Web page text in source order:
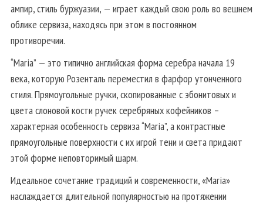
ампир, стиль буржуазии, — играет каждый свою роль во вешнем
облике сервиза, находясь при этом в постоянном
противоречии.
“Maria” — это типично английская форма серебра начала 19
века, которую Розенталь переместил в фарфор утонченного
стиля. Прямоугольные ручки, скопированные с эбонитовых и
цвета слоновой кости ручек серебряных кофейников –
характерная особенность сервиза “Maria”, а контрастные
прямоугольные поверхности с их игрой тени и света придают
этой форме неповторимый шарм.
Идеальное сочетание традиций и современности, «Maria»
наслаждается длительной популярностью на протяжении